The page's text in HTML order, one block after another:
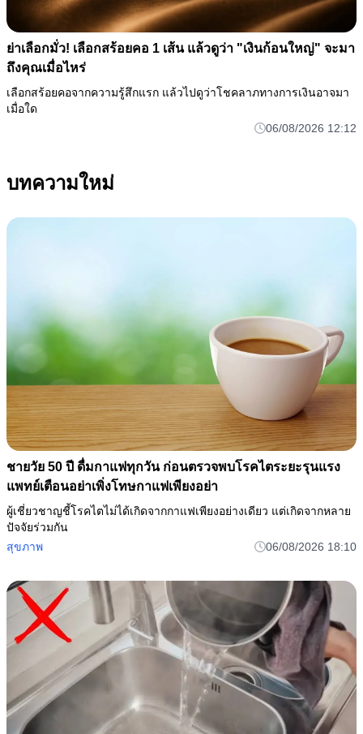
ย่าเลือกมั่ว! เลือกสร้อยคอ 1 เส้น แล้วดูว่า "เงินก้อนใหญ่" จะมา
ถึงคุณเมื่อไหร่
เลือกสร้อยคอจากความรู้สึกแรก แล้วไปดูว่าโชคลาภทางการเงินอาจมา
เมื่อใด
06/08/2026 12:12
บทความใหม่
ชายวัย 50 ปี ดื่มกาแฟทุกวัน ก่อนตรวจพบโรคไตระยะรุนแรง
แพทย์เตือนอย่าเพิ่งโทษกาแฟเพียงอย่า
ผู้เชี่ยวชาญชี้โรคไตไม่ได้เกิดจากกาแฟเพียงอย่างเดียว แต่เกิดจากหลาย
ปัจจัยร่วมกัน
สุขภาพ
06/08/2026 18:10